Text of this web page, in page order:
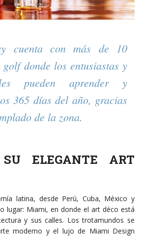
cuenta con más de 10
golf donde los entusiastas y
pueden aprender y
365 días del año, gracias
de la zona.
ELEGANTE ART
latina, desde Perú, Cuba, México y
lugar: Miami, en donde el art déco está
y sus calles. Los trotamundos se
moderno y el lujo de Miami Design